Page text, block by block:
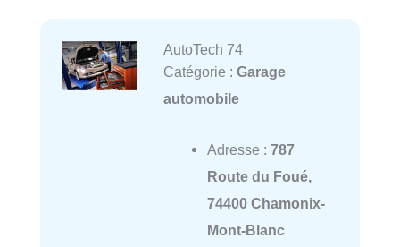
AutoTech 74
Catégorie : Garage
automobile
Adresse : 787
Route du Foué,
74400 Chamonix-
Mont-Blanc